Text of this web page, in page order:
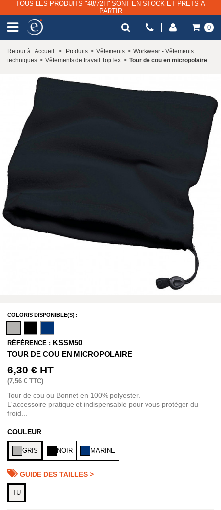
TOUS LES PRODUITS "48/72H" SONT EN STOCK ET PRÊTS À
PARTIR
0
Retour à : Accueil > Produits > Vêtements > Workwear - Vêtements
techniques > Vêtements de travail TopTex > Tour de cou en micropolaire
COLORIS DISPONIBLE(S) :
RÉFÉRENCE : KSSM50
TOUR DE COU EN MICROPOLAIRE
6,30 € HT
(7,56 € TTC)
Tour de cou ou Bonnet en 100% polyester.
L'accessoire pratique et indispensable pour vous protéger du
froid...
COULEUR
GRIS NOIR MARINE
GUIDE DES TAILLES >
TU